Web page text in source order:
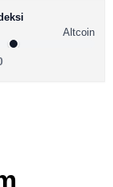
Altcoin